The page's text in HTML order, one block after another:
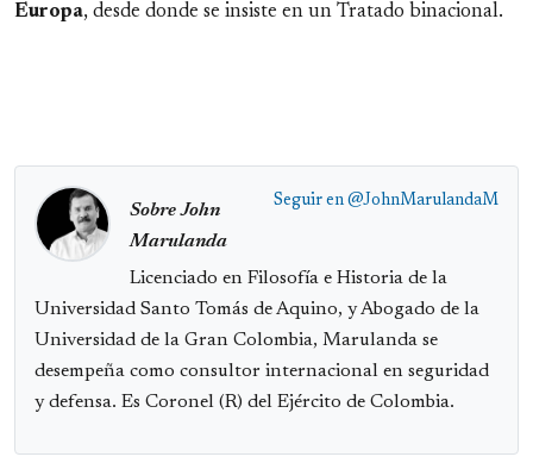
Europa, desde donde se insiste en un Tratado binacional.
Seguir en @JohnMarulandaM
Sobre John
Marulanda
Licenciado en Filosofía e Historia de la
Universidad Santo Tomás de Aquino, y Abogado de la
Universidad de la Gran Colombia, Marulanda se
desempeña como consultor internacional en seguridad
y defensa. Es Coronel (R) del Ejército de Colombia.